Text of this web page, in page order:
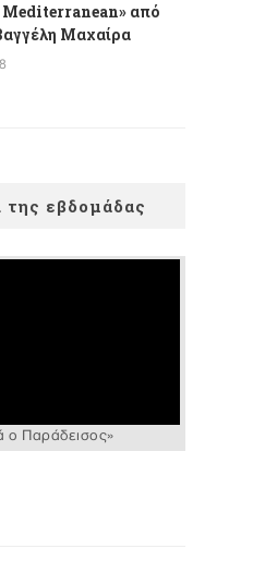
Mediterranean» από
Μαχαίρα
της εβδομάδας
ο Παράδεισος»